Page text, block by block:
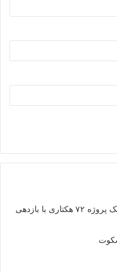
فرصت طلایی سرمایه‌گذاری در قلب یک پروژه ۷۲ هکتاری با بازدهی
سکوت